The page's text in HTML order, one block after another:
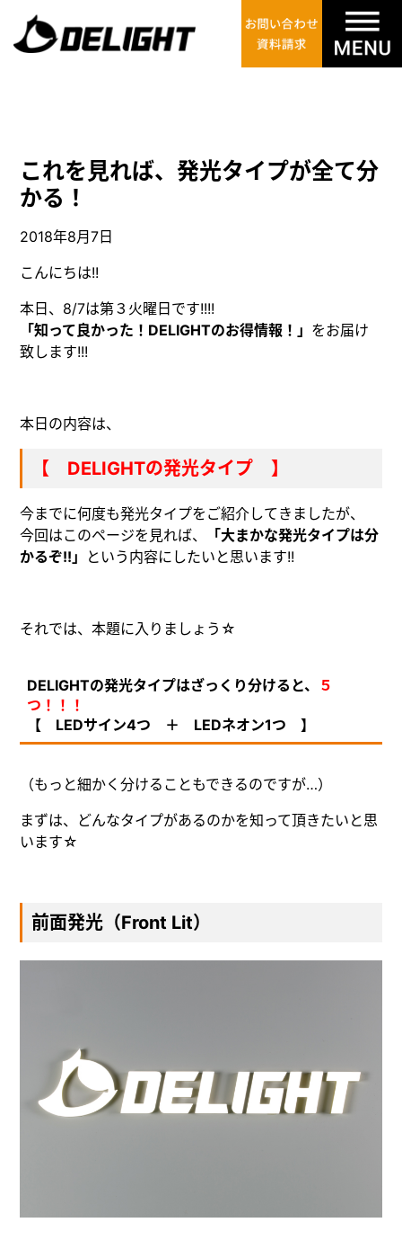
これを見れば、発光タイプが全て分
かる！
2018年8月7日
こんにちは!!
本日、8/7は第３火曜日です!!!!
「知って良かった！DELIGHTのお得情報！」 をお届け
致します!!!
本日の内容は、
【 DELIGHTの発光タイプ 】
今までに何度も発光タイプをご紹介してきましたが、
今回はこのページを見れば、
「大まかな発光タイプは分
かるぞ!!」
という内容にしたいと思います!!
それでは、本題に入りましょう☆
DELIGHTの発光タイプはざっくり分けると、
５
つ！！！
【 LEDサイン4つ ＋ LEDネオン1つ 】
（もっと細かく分けることもできるのですが…）
まずは、どんなタイプがあるのかを知って頂きたいと思
います☆
前面発光（Front Lit）